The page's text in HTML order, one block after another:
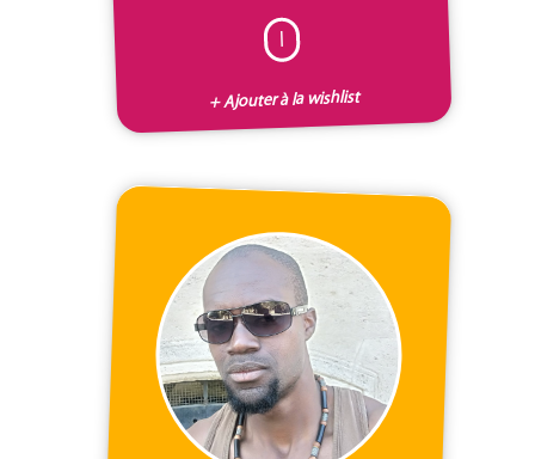
I
+ Ajouter à la wishlist